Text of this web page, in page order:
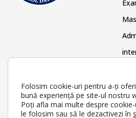
Folosim cookie-uri pentru a-ți
bună experiență pe site-ul nostru
Poți afla mai multe despre
le folosim sau să le dezactivezi în